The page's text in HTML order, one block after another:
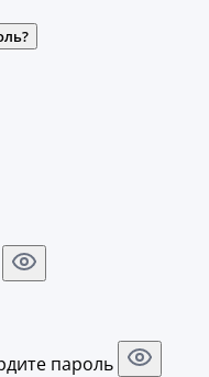
пароль